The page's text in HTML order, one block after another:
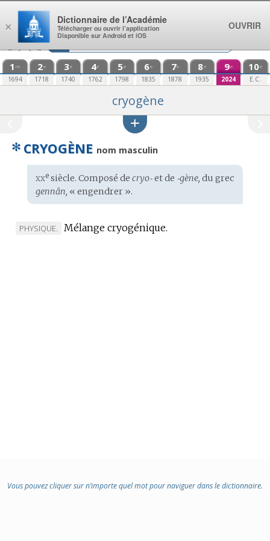
Aller au contenu
1 re
1694
2e
1718
3e
1740
4e
1762
5e
1798
6e
1835
7e
1878
8e
1935
9e
2024
10e
E.C.
cryogène
✻ CRYOGÈNE nom masculin
Étymologie
:
xxesiècle. Composé de cryo‑et de ‑gène, du grec
gennân, « engendrer ».
MARQUE
PHYSIQUE. Mélange cryogénique.
Vous pouvez cliquer sur n’importe quel mot pour naviguer dans le dictionnaire.
×
Dictionnaire de l’Académie
Télécharger ou ouvrir l’application
Disponible sur Android et iOS
OUVRIR